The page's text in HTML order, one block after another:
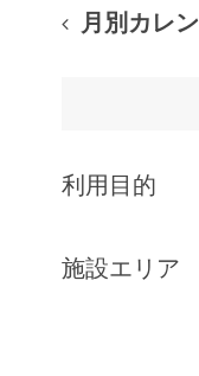
月別カレ
利用目的
施設エリア